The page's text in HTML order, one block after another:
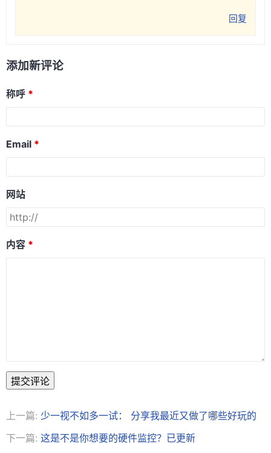
回复
添加新评论
称呼
Email
网站
内容
提交评论
上一篇: 少一视不如多一试： 分享我最近又做了哪些好玩的
下一篇: 这是不是你想要的硬件监控？已更新